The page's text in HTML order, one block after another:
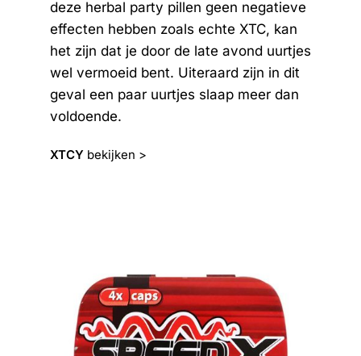
deze herbal party pillen geen negatieve
effecten hebben zoals echte XTC, kan
het zijn dat je door de late avond uurtjes
wel vermoeid bent. Uiteraard zijn in dit
geval een paar uurtjes slaap meer dan
voldoende.
XTCYbekijken >